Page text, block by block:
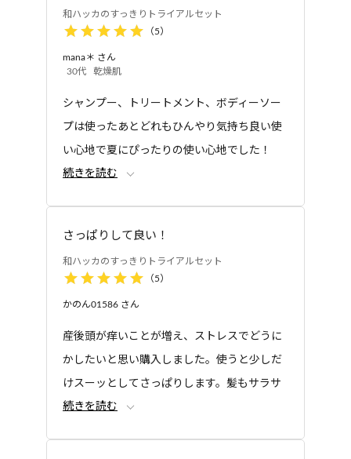
ム油、メントール、ジヒドロキシプロピルアルギニ
ンHCl、セテアラミドエチルジエトニウムサクシノイ
ル加水分解エンドウタンパク、オクチルドデカノー
ル、水添ココグリセリル、イソステアリン酸水添ヒ
マシ油、ダイマージリノール酸ダイマージリノレイ
ム-64、ココイルアルギニンエチルPCA、トコフェロ
ール、クエン酸、クエン酸Na、エチルヘキシルグリ
ンバ樹液、BG、グリセリン、ラウロイルアスパラギ
ン酸Na、ココイルグルタミン酸TEA、コカミドプロ
ピルベタイン、加水分解水添デンプン、ペンチレング
リコール、ポリグリセリル-4ラウリルエーテル、コ
ノシトール、ナイアシンアミド、クマイザサ葉エキ
ス、モモ葉エキス、レモングラス葉/茎エキス、ハマ
ナス花エキス、チャ葉エキス、ヒマワリ種子エキ
ス、ポリグルタミン酸、ヒマワリ種子油、ヒマワリ
タリアイトスギ葉/実/茎油、グレープフルーツ果皮
ボディシャンプー
和ハッカのすっきりボ
用
和ハッカのすっきりトライアルセット
（5）
mana＊ さん
30代
乾燥肌
シャンプー、トリートメント、ボディーソー
プは使ったあとどれもひんやり気持ち良い使
い心地で夏にぴったりの使い心地でした！
香りもすっきりさわやかで良かったです。
続きを読む
さっぱりして良い！
和ハッカのすっきりトライアルセット
（5）
かのん01586 さん
産後頭が痒いことが増え、ストレスでどうに
かしたいと思い購入しました。使うと少しだ
けスーッとしてさっぱりします。髪もサラサ
ラになり、頭皮も落ち着いてきたため肌にあ
続きを読む